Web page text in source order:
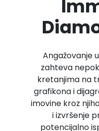
Angažovanje
zahteva
kretanjima na
grafikona i
imovine kroz
i izvršenje
potencijalno